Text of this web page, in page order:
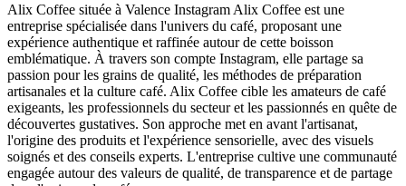
Alix Coffee située à Valence Instagram Alix Coffee est une
entreprise spécialisée dans l'univers du café, proposant une
expérience authentique et raffinée autour de cette boisson
emblématique. À travers son compte Instagram, elle partage sa
passion pour les grains de qualité, les méthodes de préparation
artisanales et la culture café. Alix Coffee cible les amateurs de café
exigeants, les professionnels du secteur et les passionnés en quête de
découvertes gustatives. Son approche met en avant l'artisanat,
l'origine des produits et l'expérience sensorielle, avec des visuels
soignés et des conseils experts. L'entreprise cultive une communauté
engagée autour des valeurs de qualité, de transparence et de partage